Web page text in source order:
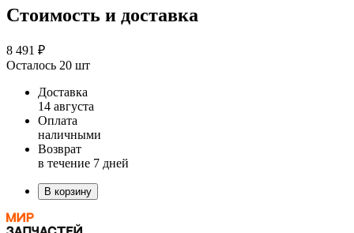
Стоимость и доставка
8 491 ₽
Осталось 20 шт
Доставка
14 августа
Оплата
наличными
Возврат
в течение 7 дней
В корзину